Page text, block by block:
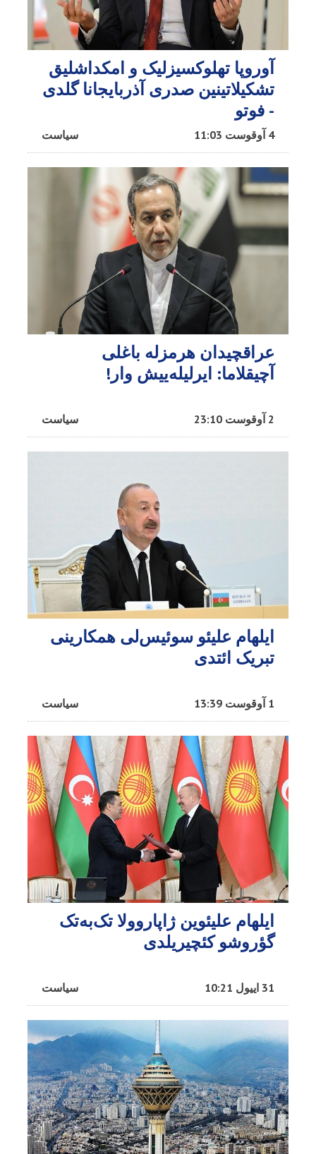
آوروپا تهلوکسیزلیک و امکداشلیق
تشکیلاتینین صدری آذربایجانا گلدی
- فوتو
سیاست 4 آوقوست 11:03
عراقچیدان هرمزله باغلی
آچیقلاما: ایرلیله‌ییش وار!
سیاست 2 آوقوست 23:10
ایلهام علیئو سوئیس‌لی همکارینی
تبریک ائتدی
سیاست 1 آوقوست 13:39
ایلهام علیئوین ژاپاروولا تک‌به‌تک
گؤروشو کئچیریلدی
سیاست 31 اییول 10:21